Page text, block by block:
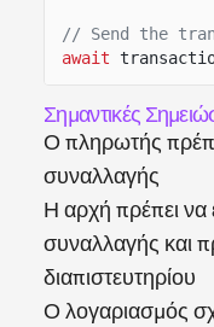
// Send the
await
Σημαντικές
Ο πληρωτής
συναλλαγής
Η αρχή πρέπει να
συναλλαγής και
διαπιστευτηρίου
Ο λογαριασμός